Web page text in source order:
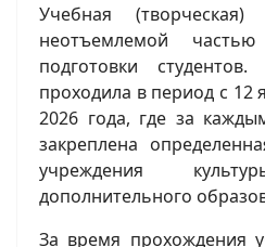
Учебная (творческая)
неотъемлемой частью
подготовки
проходила в период с 12
2026 года, где за
закреплена
учреждения
дополнительного
За время прохождения